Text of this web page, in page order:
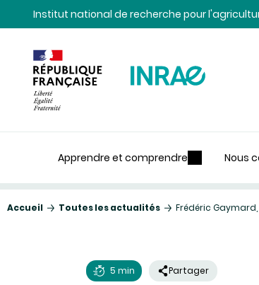
Contenu
Recherche
NavigationInstitut national de recherche pour
Apprendre et comprendre Nous
Accueil Toutes les actualités Frédéric
5 min Partager